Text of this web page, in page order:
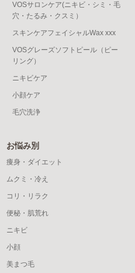
VOSサロンケア(ニキビ・シミ・毛
穴・たるみ・クスミ）
スキンケアフェイシャルWax xxx
VOSグレーズソフトピール（ピー
リング）
ニキビケア
小顔ケア
毛穴洗浄
お悩み別
痩身・ダイエット
ムクミ・冷え
コリ・リラク
便秘・肌荒れ
ニキビ
小顔
美まつ毛